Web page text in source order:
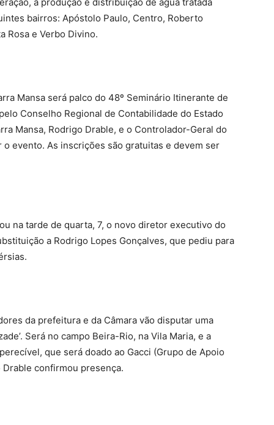
bairros: Apóstolo Paulo, Centro, Roberto
Rosa e Verbo Divino.
Mansa será palco do 48º Seminário Itinerante de
Conselho Regional de Contabilidade do Estado
Mansa, Rodrigo Drable, e o Controlador-Geral do
evento. As inscrições são gratuitas e devem ser
na tarde de quarta, 7, o novo diretor executivo do
a Rodrigo Lopes Gonçalves, que pediu para
da prefeitura e da Câmara vão disputar uma
Será no campo Beira-Rio, na Vila Maria, e a
que será doado ao Gacci (Grupo de Apoio
Drable confirmou presença.